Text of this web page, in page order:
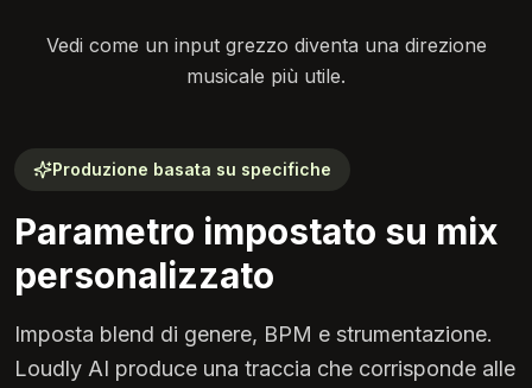
Vedi come un input grezzo diventa una direzione
musicale più utile.
Produzione basata su specifiche
Parametro impostato su mix
personalizzato
Imposta blend di genere, BPM e strumentazione.
Loudly AI produce una traccia che corrisponde alle